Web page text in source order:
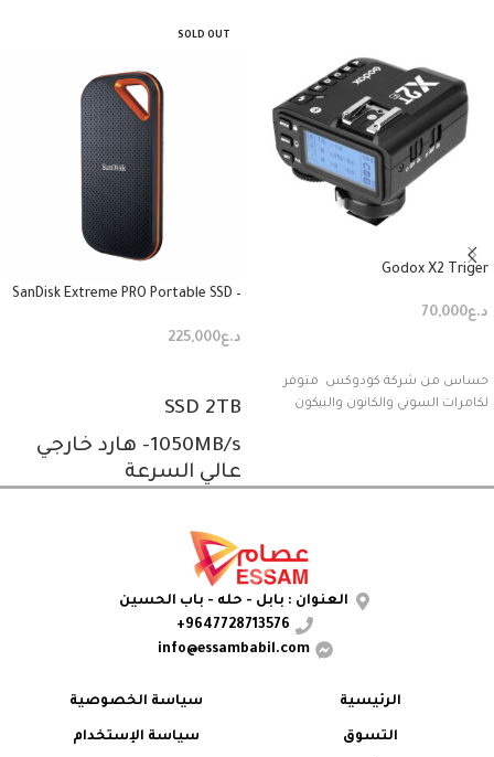
Godox X2 Triger
د.ع70,000
حساس من شركة كودوكس متوفر
لكامرات السوني والكانون والنيكون
SOLD OUT
SanDisk Extreme PRO Portable SSD –
د.ع225,000
SSD 2TB
1050MB/s- هارد خارجي
عالي السرعة
العنوان : بابل - حله - باب الحسين
9647728713576+
info@essambabil.com
الرئيسية
التسوق
سياسة الخصوصية
سياسة الإستخدام